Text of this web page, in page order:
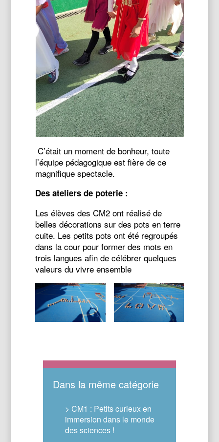
C’était un moment de bonheur, toute
l’équipe pédagogique est fière de ce
magnifique spectacle.
Des ateliers de poterie :
Les élèves des CM2 ont réalisé de
belles décorations sur des pots en terre
cuite. Les petits pots ont été regroupés
dans la cour pour former des mots en
trois langues afin de célébrer quelques
valeurs du vivre ensemble
Dans la même catégorie
> CM1 : Petits curieux en
immersion dans le monde
des sciences !